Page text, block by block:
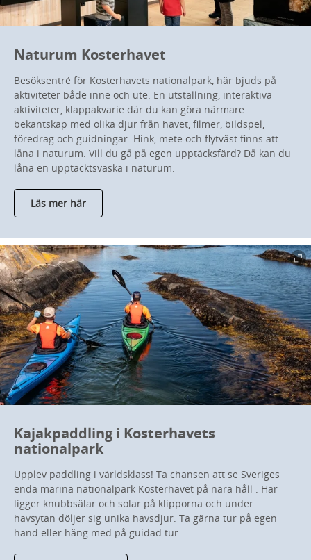
Naturum Kosterhavet
Besöksentré för Kosterhavets nationalpark, här bjuds på
aktiviteter både inne och ute. En utställning, interaktiva
aktiviteter, klappakvarie där du kan göra närmare
bekantskap med olika djur från havet, filmer, bildspel,
föredrag och guidningar. Hink, mete och flytväst finns att
låna i naturum. Vill du gå på egen upptäcksfärd? Då kan du
låna en upptäcktsväska i naturum.
Läs mer här
Kajakpaddling i Kosterhavets
nationalpark
Upplev paddling i världsklass! Ta chansen att se Sveriges
enda marina nationalpark Kosterhavet på nära håll . Här
ligger knubbsälar och solar på klipporna och under
havsytan döljer sig unika havsdjur. Ta gärna tur på egen
hand eller häng med på guidad tur.